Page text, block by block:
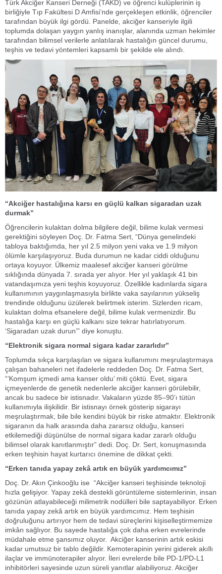
Türk Akciğer Kanseri Derneği (TAKD) ve öğrenci kulüplerinin iş
birliğiyle Tıp Fakültesi D Amfisi’nde gerçekleşen etkinlik, öğrenciler
tarafından büyük ilgi gördü. Panelde, akciğer kanseriyle ilgili
toplumda dolaşan yaygın yanlış inanışlar, alanında uzman hekimler
tarafından bilimsel verilerle anlatılarak hastalığın güncel durumu,
teşhis ve tedavi yöntemleri kapsamlı bir şekilde ele alındı.
“Akciğer hastalığına karsı en güçlü kalkan sigaradan uzak
durmak”
Öğrencilerin kulaktan dolma bilgilere değil, bilime kulak vermesi
gerektiğini söyleyen Doç. Dr. Fatma Sert, “Dünya genelindeki
tabloya baktığımda, her yıl 2.5 milyon yeni vaka ve 1.9 milyon
ölümle karşılaşıyoruz. Buda durumun ne kadar ciddi olduğunu
ortaya koyuyor. Ülkemiz maalesef akciğer kanseri görülme
sıklığında dünyada 7. sırada yer alıyor. Her yıl yaklaşık 41 bin
vatandaşımıza yeni teşhis koyuyoruz. Özellikle kadınlarda sigara
kullanımının yaygınlaşmasıyla birlikte vaka sayılarının yükseliş
trendinde olduğunu üzülerek belirtmek isterim. Sizlerden ricam,
kulaktan dolma efsanelere değil, bilime kulak vermenizdir. Bu
hastalığa karşı en güçlü kalkanı size tekrar hatırlatıyorum.
‘Sigaradan uzak durun’” diye konuştu.
“Elektronik sigara normal sigara kadar zararlıdır”
Toplumda sıkça karşılaşılan ve sigara kullanımını meşrulaştırmaya
çalışan bahaneleri net ifadelerle reddeden Doç. Dr. Fatma Sert,
“’Komşum içmedi ama kanser oldu’ miti çöktü. Evet, sigara
içmeyenlerde de genetik nedenlerle akciğer kanseri görülebilir,
ancak bu sadece bir istisnadır. Vakaların yüzde 85–90’ı tütün
kullanımıyla ilişkilidir. Bir istisnayı örnek gösterip sigarayı
meşrulaştırmak, bile bile kendini büyük bir riske atmaktır. Elektronik
sigaranın da halk arasında daha zararsız olduğu, kanseri
etkilemediği düşünülse de normal sigara kadar zararlı olduğu
bilimsel olarak kanıtlanmıştır” dedi. Doç. Dr. Sert, konuşmasında
erken teşhisin hayat kurtarıcı önemine de dikkat çekti.
“Erken tanıda yapay zekâ artık en büyük yardımcımız”
Doç. Dr. Akın Çinkooğlu ise “Akciğer kanseri teşhisinde teknoloji
hızla gelişiyor. Yapay zekâ destekli görüntüleme sistemlerinin, insan
gözünün atlayabileceği milimetrik nodülleri bile saptayabiliyor. Erken
tanıda yapay zekâ artık en büyük yardımcımız. Hem teşhisin
doğruluğunu artırıyor hem de tedavi süreçlerini kişiselleştirmemize
imkân sağlıyor. Bu sayede hastalığa çok daha erken evrelerinde
müdahale etme şansımız oluyor. Akciğer kanserinin artık eskisi
kadar umutsuz bir tablo değildir. Kemoterapinin yerini giderek akıllı
ilaçlar ve immünoterapiler alıyor. İleri evrelerde bile PD-1/PD-L1
inhibitörleri sayesinde uzun süreli yanıtlar alabiliyoruz. Akciğer